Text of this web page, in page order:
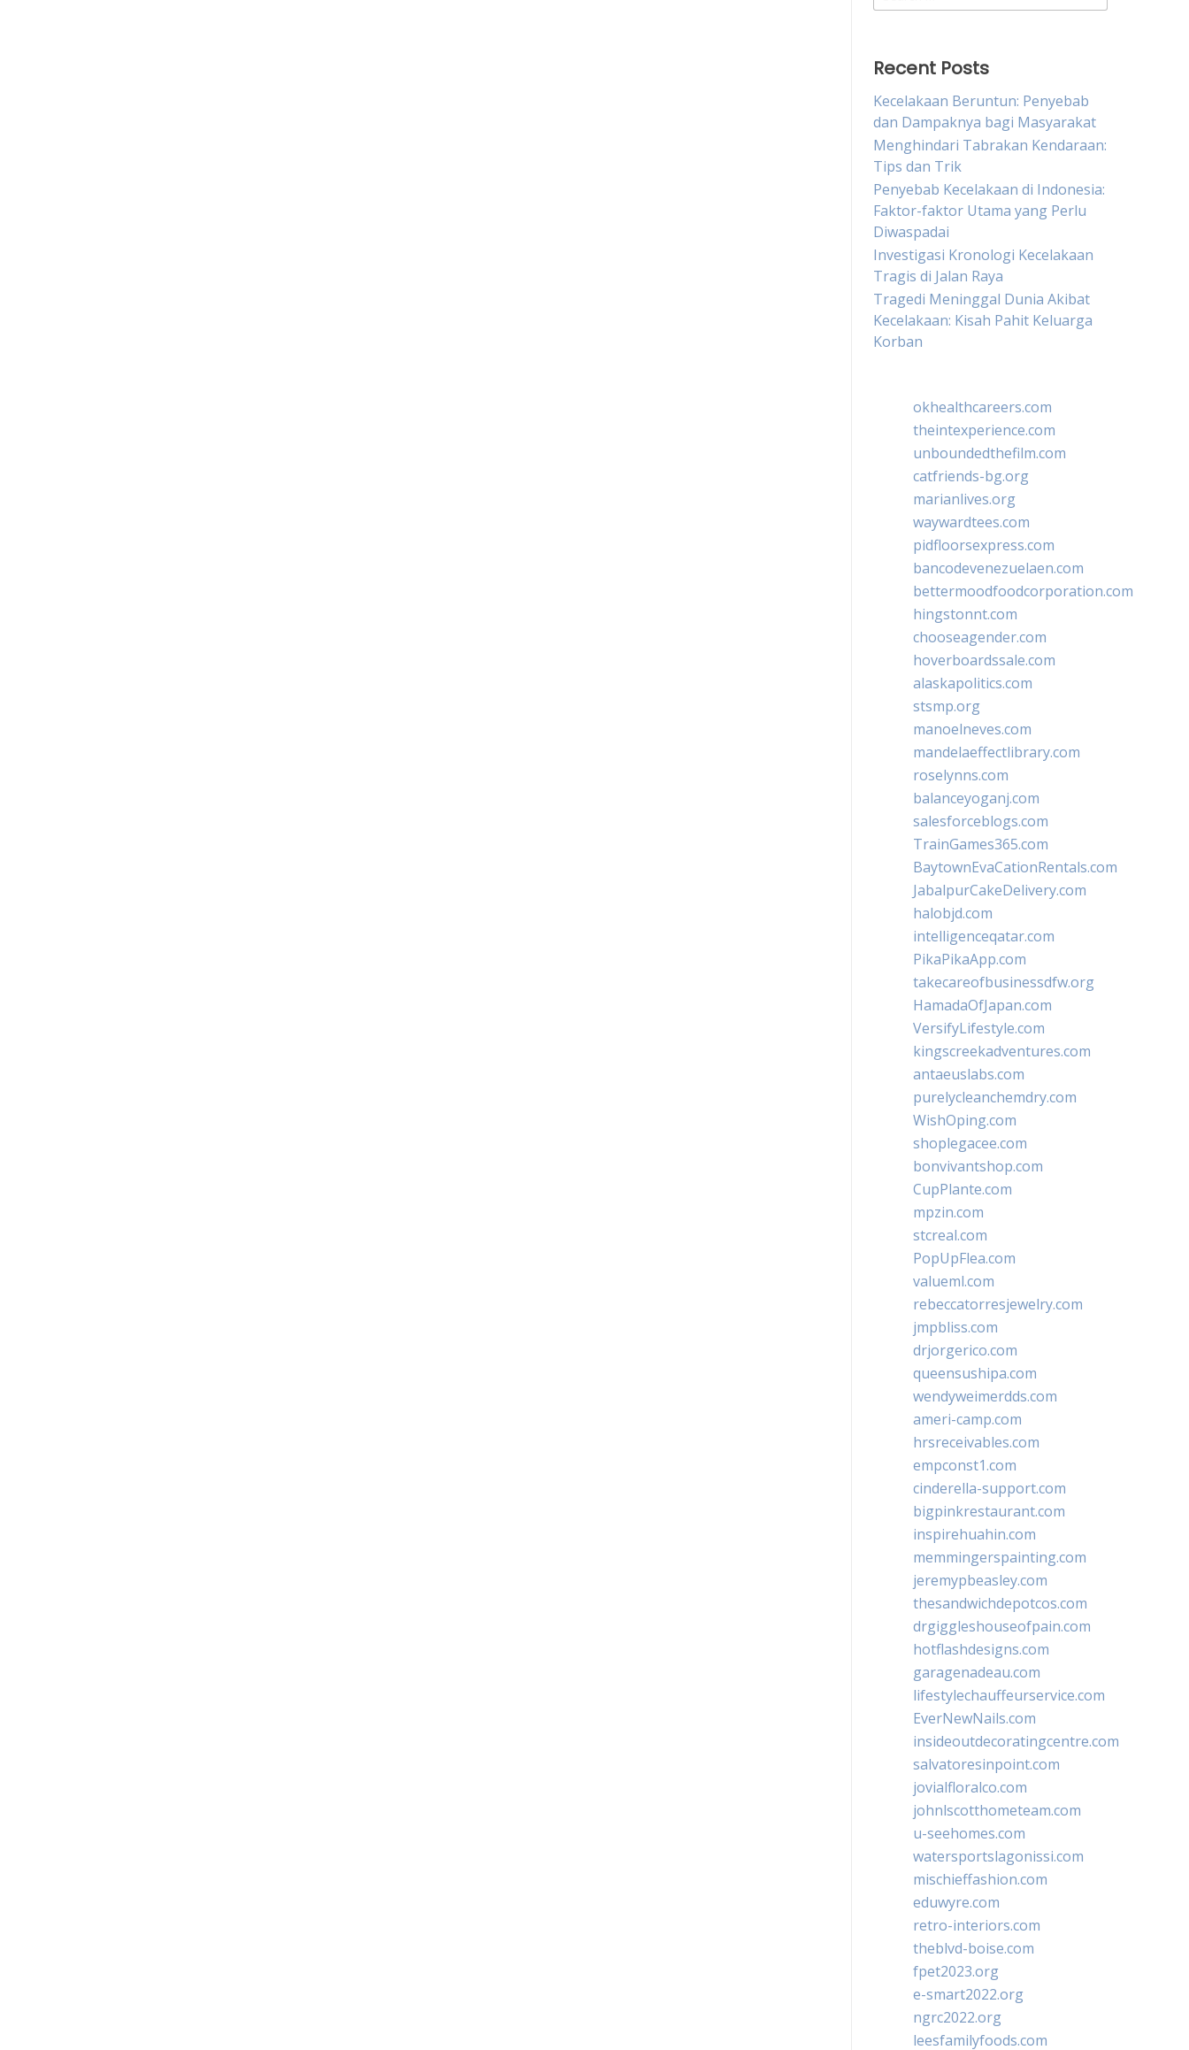
for:
Recent Posts
Kecelakaan Beruntun: Penyebab
dan Dampaknya bagi Masyarakat
Menghindari Tabrakan Kendaraan:
Tips dan Trik
Penyebab Kecelakaan di Indonesia:
Faktor-faktor Utama yang Perlu
Diwaspadai
Investigasi Kronologi Kecelakaan
Tragis di Jalan Raya
Tragedi Meninggal Dunia Akibat
Kecelakaan: Kisah Pahit Keluarga
Korban
okhealthcareers.com
theintexperience.com
unboundedthefilm.com
catfriends-bg.org
marianlives.org
waywardtees.com
pidfloorsexpress.com
bancodevenezuelaen.com
bettermoodfoodcorporation.com
hingstonnt.com
chooseagender.com
hoverboardssale.com
alaskapolitics.com
stsmp.org
manoelneves.com
mandelaeffectlibrary.com
roselynns.com
balanceyoganj.com
salesforceblogs.com
TrainGames365.com
BaytownEvaCationRentals.com
JabalpurCakeDelivery.com
halobjd.com
intelligenceqatar.com
PikaPikaApp.com
takecareofbusinessdfw.org
HamadaOfJapan.com
VersifyLifestyle.com
kingscreekadventures.com
antaeuslabs.com
purelycleanchemdry.com
WishOping.com
shoplegacee.com
bonvivantshop.com
CupPlante.com
mpzin.com
stcreal.com
PopUpFlea.com
valueml.com
rebeccatorresjewelry.com
jmpbliss.com
drjorgerico.com
queensushipa.com
wendyweimerdds.com
ameri-camp.com
hrsreceivables.com
empconst1.com
cinderella-support.com
bigpinkrestaurant.com
inspirehuahin.com
memmingerspainting.com
jeremypbeasley.com
thesandwichdepotcos.com
drgiggleshouseofpain.com
hotflashdesigns.com
garagenadeau.com
lifestylechauffeurservice.com
EverNewNails.com
insideoutdecoratingcentre.com
salvatoresinpoint.com
jovialfloralco.com
johnlscotthometeam.com
u-seehomes.com
watersportslagonissi.com
mischieffashion.com
eduwyre.com
retro-interiors.com
theblvd-boise.com
fpet2023.org
e-smart2022.org
ngrc2022.org
leesfamilyfoods.com